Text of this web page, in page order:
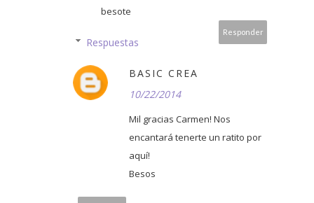
besote
Responder
Respuestas
BASIC CREA
10/22/2014
Mil gracias Carmen! Nos
encantará tenerte un ratito por
aquí!
Besos